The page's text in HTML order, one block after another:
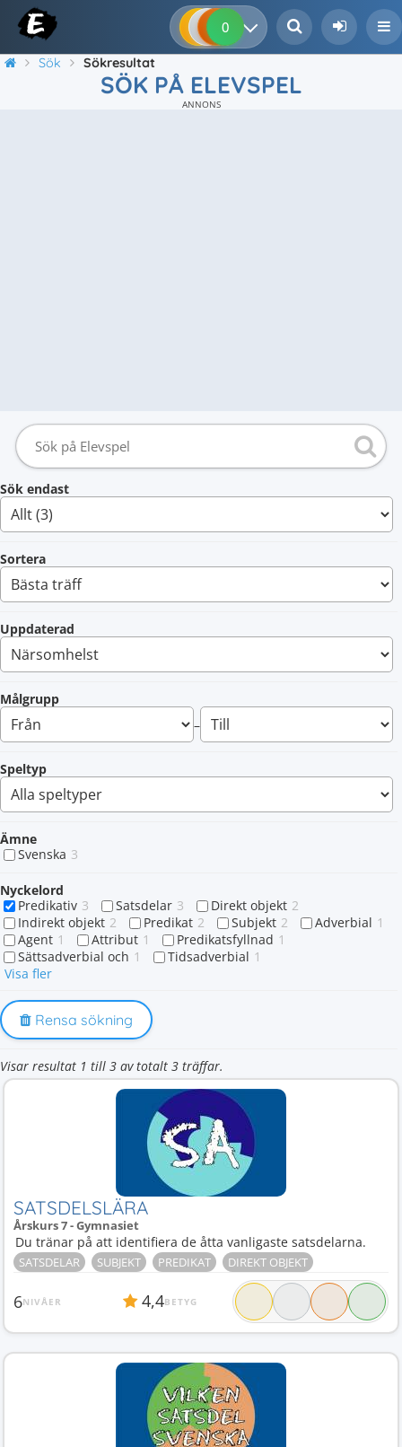
0 0 0
Sök Sökresultat
SÖK PÅ ELEVSPEL
ANNONS
Sök endast
Sortera
Uppdaterad
Målgrupp
–
Speltyp
Ämne
Svenska 3
Nyckelord
Predikativ 3 Satsdelar 3 Direkt objekt 2
Indirekt objekt 2 Predikat 2 Subjekt 2 Adverbial 1
Agent 1 Attribut 1 Predikatsfyllnad 1
Sättsadverbial och 1 Tidsadverbial 1
Visa fler
Rensa sökning
Visar resultat 1 till 3 av totalt 3 träffar.
SATSDELSLÄRA
Årskurs 7 - Gymnasiet
Du tränar på att identifiera de åtta vanligaste satsdelarna.
SATSDELAR SUBJEKT PREDIKAT DIREKT OBJEKT
6NIVÅER 4,4BETYG